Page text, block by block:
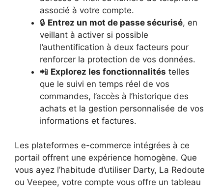
associé à votre compte.
🔒 Entrez un mot de passe sécurisé, en
veillant à activer si possible
l’authentification à deux facteurs pour
renforcer la protection de vos données.
📲 Explorez les fonctionnalités telles
que le suivi en temps réel de vos
commandes, l’accès à l’historique des
achats et la gestion personnalisée de vos
informations et factures.
Les plateformes e-commerce intégrées à ce
portail offrent une expérience homogène. Que
vous ayez l’habitude d’utiliser Darty, La Redoute
ou Veepee, votre compte vous offre un tableau